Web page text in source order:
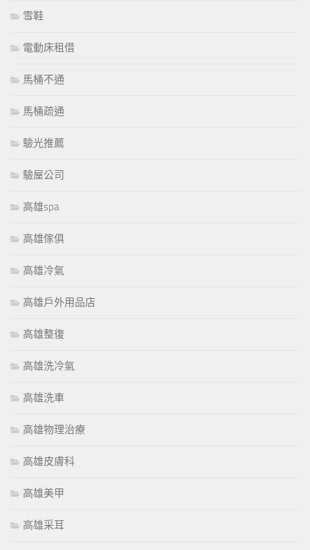
雪鞋
電動床租借
馬桶不通
馬桶疏通
驗光推薦
驗屋公司
高雄spa
高雄傢俱
高雄冷氣
高雄戶外用品店
高雄整復
高雄洗冷氣
高雄洗車
高雄物理治療
高雄皮膚科
高雄美甲
高雄采耳